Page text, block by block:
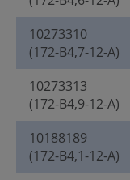
10273310
(172-B4,7-12-A)
10273313
(172-B4,9-12-A)
10188189
(172-B4,1-12-A)